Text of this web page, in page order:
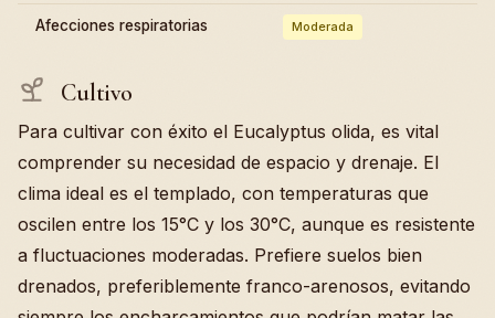
Afecciones respiratorias Moderada
Cultivo
Para cultivar con éxito el Eucalyptus olida, es vital
comprender su necesidad de espacio y drenaje. El
clima ideal es el templado, con temperaturas que
oscilen entre los 15°C y los 30°C, aunque es resistente
a fluctuaciones moderadas. Prefiere suelos bien
drenados, preferiblemente franco-arenosos, evitando